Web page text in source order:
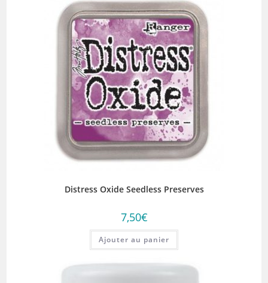
Distress Oxide Seedless Preserves
7,50€
Ajouter au panier